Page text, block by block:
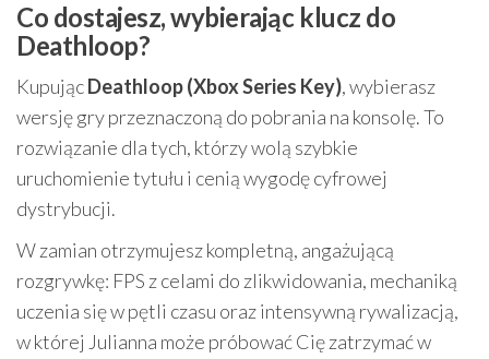
Co dostajesz, wybierając klucz do
Deathloop?
KupującDeathloop (Xbox Series Key), wybierasz
wersję gry przeznaczoną do pobrania na konsolę. To
rozwiązanie dla tych, którzy wolą szybkie
uruchomienie tytułu i cenią wygodę cyfrowej
dystrybucji.
W zamian otrzymujesz kompletną, angażującą
rozgrywkę: FPS z celami do zlikwidowania, mechaniką
uczenia się w pętli czasu oraz intensywną rywalizacją,
w której Julianna może próbować Cię zatrzymać w